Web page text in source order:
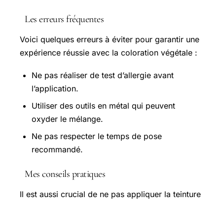
Les erreurs fréquentes
Voici quelques erreurs à éviter pour garantir une
expérience réussie avec la coloration végétale :
Ne pas réaliser de test d’allergie avant
l’application.
Utiliser des outils en métal qui peuvent
oxyder le mélange.
Ne pas respecter le temps de pose
recommandé.
Mes conseils pratiques
Il est aussi crucial de ne pas appliquer la teinture